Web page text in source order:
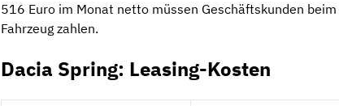
516 Euro im Monat netto müssen Geschäftskunden
Fahrzeug zahlen.
Dacia Spring: Leasing-Kosten